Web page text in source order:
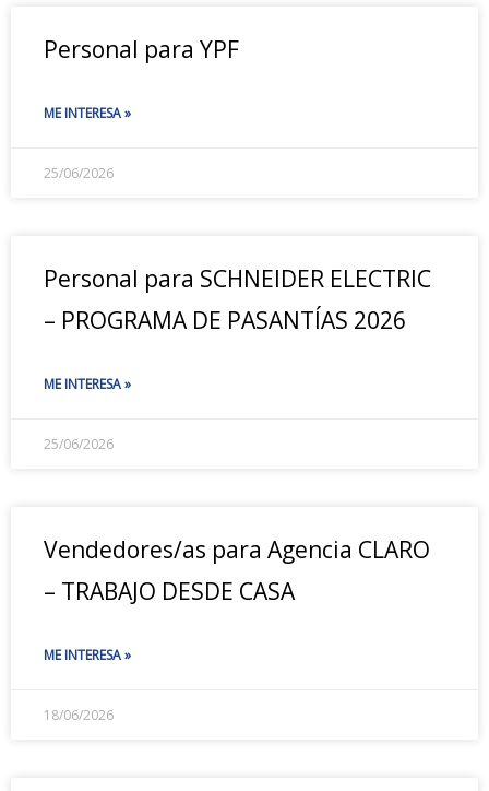
Personal para YPF
ME INTERESA »
25/06/2026
Personal para SCHNEIDER ELECTRIC
– PROGRAMA DE PASANTÍAS 2026
ME INTERESA »
25/06/2026
Vendedores/as para Agencia CLARO
– TRABAJO DESDE CASA
ME INTERESA »
18/06/2026